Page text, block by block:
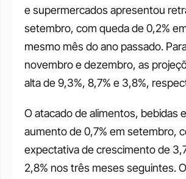
e supermercados apresentou
setembro, com queda de 0,2%
mesmo mês do ano passado.
novembro e dezembro, as
alta de 9,3%, 8,7% e 3,8%,
O atacado de alimentos, bebidas
aumento de 0,7% em setembro,
expectativa de crescimento de
2,8% nos três meses seguintes.